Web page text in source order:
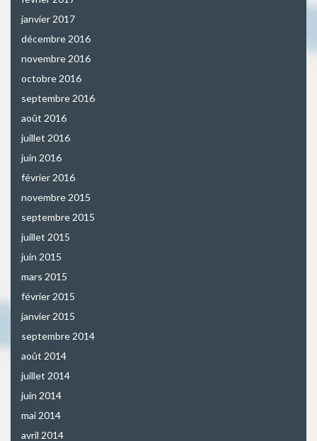
janvier 2017
décembre 2016
novembre 2016
octobre 2016
septembre 2016
août 2016
juillet 2016
juin 2016
février 2016
novembre 2015
septembre 2015
juillet 2015
juin 2015
mars 2015
février 2015
janvier 2015
septembre 2014
août 2014
juillet 2014
juin 2014
mai 2014
avril 2014